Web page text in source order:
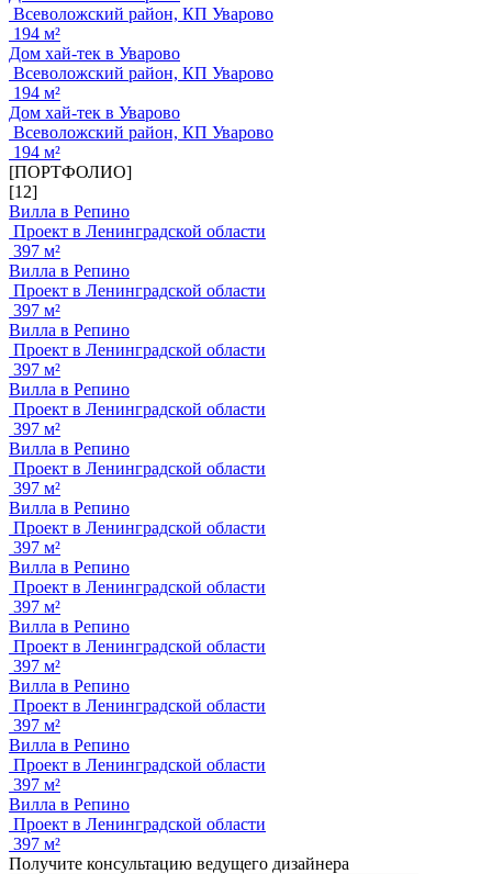
Всеволожский район, КП Уварово
194 м²
Дом хай-тек в Уварово
Всеволожский район, КП Уварово
194 м²
Дом хай-тек в Уварово
Всеволожский район, КП Уварово
194 м²
[ПОРТФОЛИО]
[12]
Вилла в Репино
Проект в Ленинградской области
397 м²
Вилла в Репино
Проект в Ленинградской области
397 м²
Вилла в Репино
Проект в Ленинградской области
397 м²
Вилла в Репино
Проект в Ленинградской области
397 м²
Вилла в Репино
Проект в Ленинградской области
397 м²
Вилла в Репино
Проект в Ленинградской области
397 м²
Вилла в Репино
Проект в Ленинградской области
397 м²
Вилла в Репино
Проект в Ленинградской области
397 м²
Вилла в Репино
Проект в Ленинградской области
397 м²
Вилла в Репино
Проект в Ленинградской области
397 м²
Вилла в Репино
Проект в Ленинградской области
397 м²
Получите консультацию ведущего дизайнера